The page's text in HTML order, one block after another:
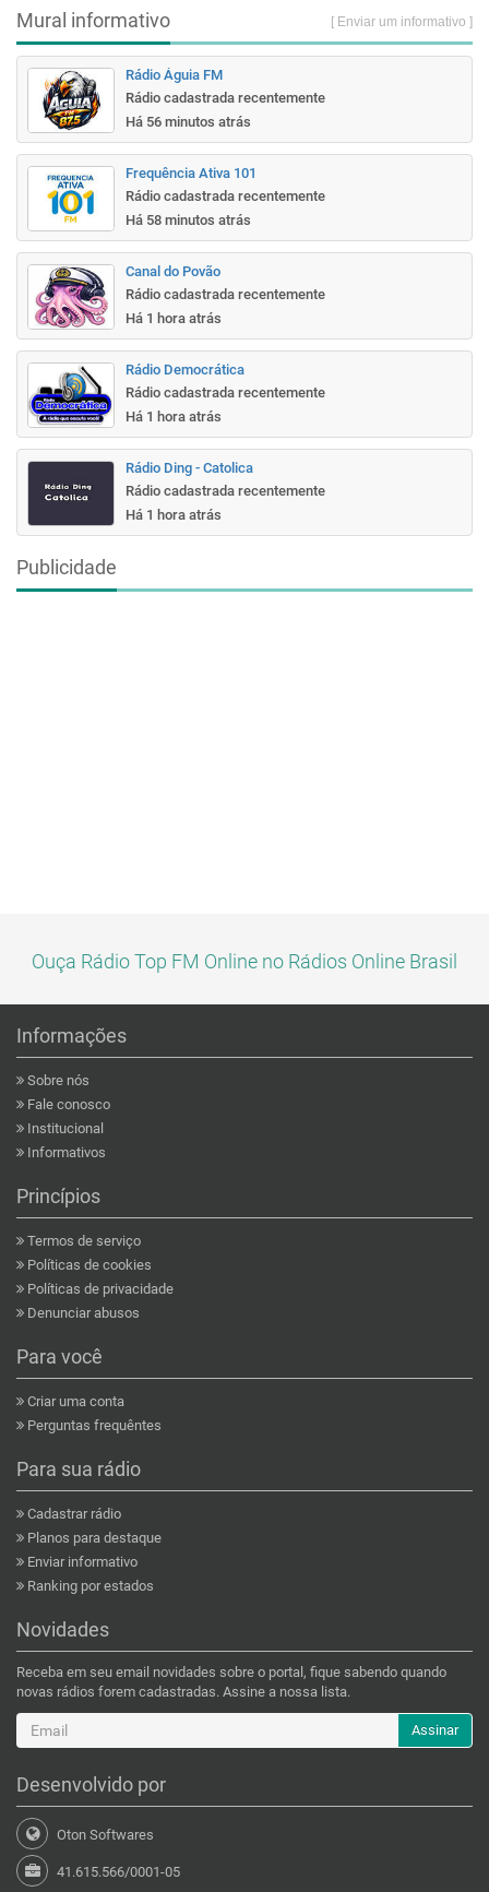
Mural informativo [ Enviar um informativo ]
Rádio Águia FM
Rádio cadastrada recentemente
Há 56 minutos atrás
Frequência Ativa 101
Rádio cadastrada recentemente
Há 58 minutos atrás
Canal do Povão
Rádio cadastrada recentemente
Há 1 hora atrás
Rádio Democrática
Rádio cadastrada recentemente
Há 1 hora atrás
Rádio Ding - Catolica
Rádio cadastrada recentemente
Há 1 hora atrás
Publicidade
Ouça Rádio Top FM Online no Rádios Online Brasil
Informações
Sobre nós
Fale conosco
Institucional
Informativos
Princípios
Termos de serviço
Políticas de cookies
Políticas de privacidade
Denunciar abusos
Para você
Criar uma conta
Perguntas frequêntes
Para sua rádio
Cadastrar rádio
Planos para destaque
Enviar informativo
Ranking por estados
Novidades
Receba em seu email novidades sobre o portal, fique sabendo quando
novas rádios forem cadastradas. Assine a nossa lista.
Assinar
Desenvolvido por
Oton Softwares
41.615.566/0001-05